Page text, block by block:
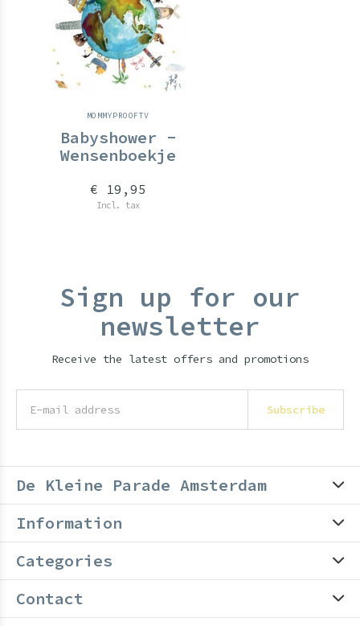
MOMMYPROOFTV
Babyshower -
Wensenboekje
€ 19,95
Incl. tax
Sign up for our
newsletter
Receive the latest offers and promotions
Subscribe
De Kleine Parade Amsterdam
Information
Categories
Contact